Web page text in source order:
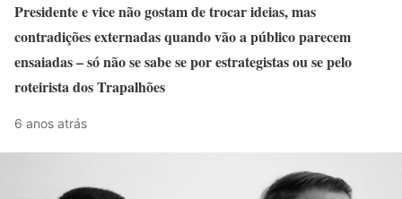
Presidente e vice não gostam de trocar ideias, mas
contradições externadas quando vão a público parecem
ensaiadas – só não se sabe se por estrategistas ou se pelo
roteirista dos Trapalhões
6 anos atrás